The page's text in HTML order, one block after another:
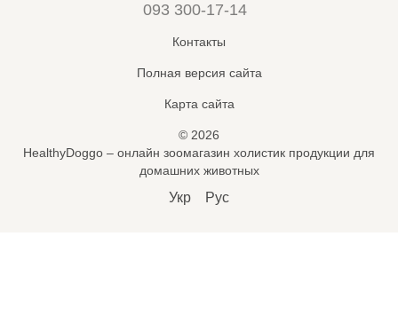
093 300-17-14
Контакты
Полная версия сайта
Карта сайта
© 2026
HealthyDoggo – онлайн зоомагазин холистик продукции для
домашних животных
Укр Рус